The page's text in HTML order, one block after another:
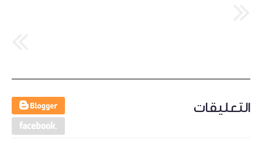
التعليقات